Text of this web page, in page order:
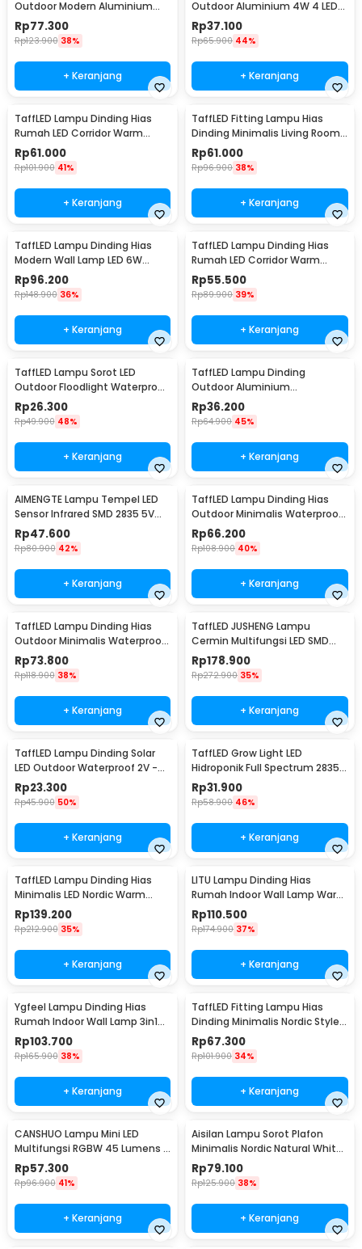
Outdoor Modern Aluminium
6W Warm White - MSL022
Rp77.300
Rp123.900 38%
+ Keranjang
Outdoor Aluminium 4W 4 LED
Warm White - B053
Rp37.100
Rp65.900 44%
+ Keranjang
TaffLED Lampu Dinding Hias
Rumah LED Corridor Warm
White 3000K 6W 29cm - F0011
Rp61.000
Rp101.900 41%
+ Keranjang
TaffLED Fitting Lampu Hias
Dinding Minimalis Living Room
Light E27 - F215
Rp61.000
Rp96.900 38%
+ Keranjang
TaffLED Lampu Dinding Hias
Modern Wall Lamp LED 6W
Warm White 85-265V -
WLA8286
Rp96.200
Rp148.900 36%
+ Keranjang
TaffLED Lampu Dinding Hias
Rumah LED Corridor Warm
White 3000K 6W 22cm - F0011
Rp55.500
Rp89.900 39%
+ Keranjang
TaffLED Lampu Sorot LED
Outdoor Floodlight Waterproof
Cool White 50W - A8
Rp26.300
Rp49.900 48%
+ Keranjang
TaffLED Lampu Dinding
Outdoor Aluminium
Waterproof LED 3W Warm
White - WD079
Rp36.200
Rp64.900 45%
+ Keranjang
AIMENGTE Lampu Tempel LED
Sensor Infrared SMD 2835 5V
50cm - D2835
Rp47.600
Rp80.900 42%
+ Keranjang
TaffLED Lampu Dinding Hias
Outdoor Minimalis Waterproof
Warm White 6W - NR-10
Rp66.200
Rp108.900 40%
+ Keranjang
TaffLED Lampu Dinding Hias
Outdoor Minimalis Waterproof
Warm White 12W - NR-10
Rp73.800
Rp118.900 38%
+ Keranjang
TaffLED JUSHENG Lampu
Cermin Multifungsi LED SMD
2835 Cool White 14W 62cm -
5960
Rp178.900
Rp272.900 35%
+ Keranjang
TaffLED Lampu Dinding Solar
LED Outdoor Waterproof 2V -
OO10
Rp23.300
Rp45.900 50%
+ Keranjang
TaffLED Grow Light LED
Hidroponik Full Spectrum 2835
SMD 220V 50W - RO22
Rp31.900
Rp58.900 46%
+ Keranjang
TaffLED Lampu Dinding Hias
Minimalis LED Nordic Warm
White E27 12W - G9
Rp139.200
Rp212.900 35%
+ Keranjang
LITU Lampu Dinding Hias
Rumah Indoor Wall Lamp Warm
White 3000K 7W - W22
Rp110.500
Rp174.900 37%
+ Keranjang
Ygfeel Lampu Dinding Hias
Rumah Indoor Wall Lamp 3in1
Color - JS-QD407
Rp103.700
Rp165.900 38%
+ Keranjang
TaffLED Fitting Lampu Hias
Dinding Minimalis Nordic Style
E27 265V - WF-M004
Rp67.300
Rp101.900 34%
+ Keranjang
CANSHUO Lampu Mini LED
Multifungsi RGBW 45 Lumens 3
PCS with Remote - YJ-905
Rp57.300
Rp96.900 41%
+ Keranjang
Aisilan Lampu Sorot Plafon
Minimalis Nordic Natural White
4000K 7W - MSD52
Rp79.100
Rp125.900 38%
+ Keranjang